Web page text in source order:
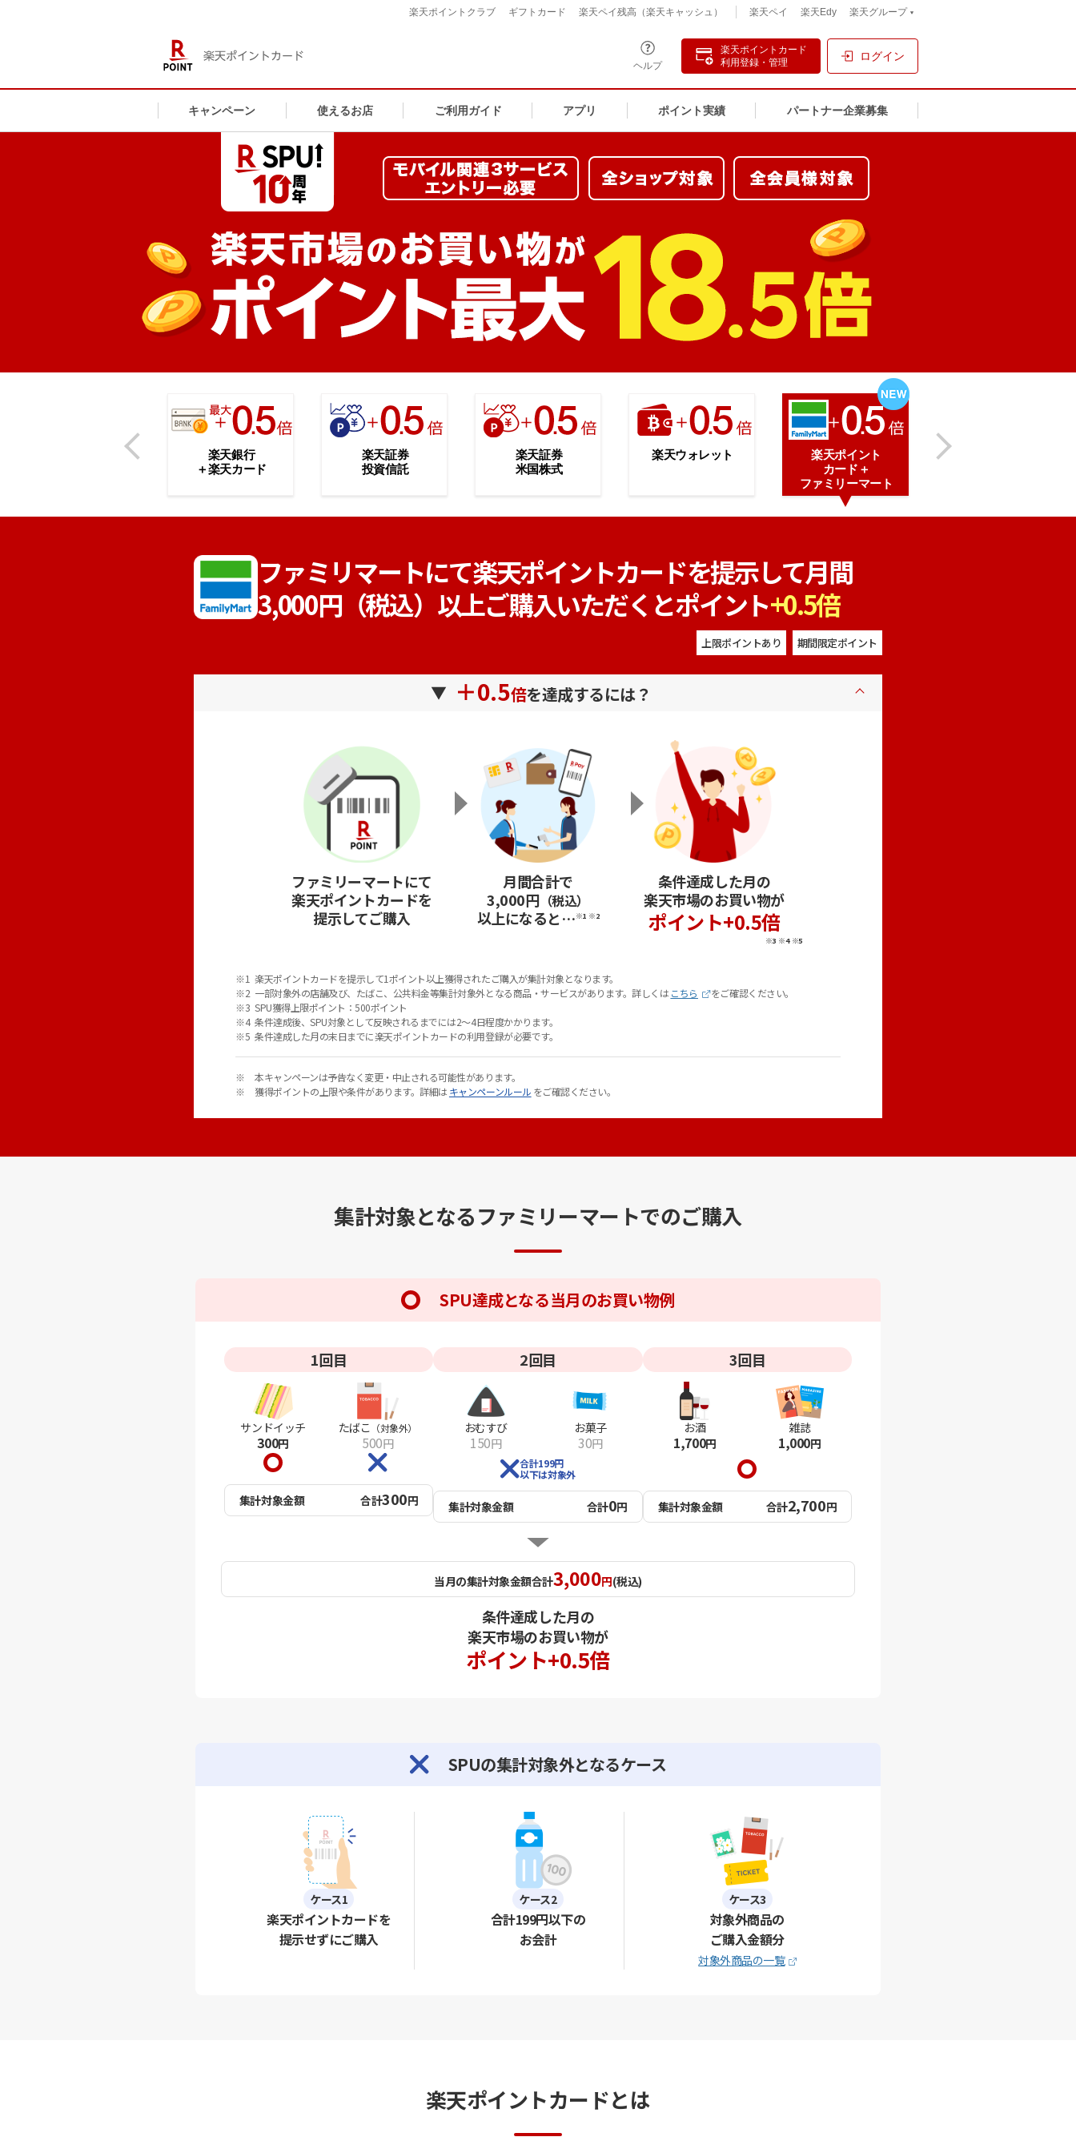
楽天ポイントクラブ ギフトカード 楽天ペイ残高（楽天キャッシュ） 楽天ペイ 楽天Edy 楽天グループ
ヘルプ
楽天ポイントカード
利用登録・管理
ログイン
キャンペーン 使えるお店 ご利用ガイド アプリ ポイント実績 パートナー企業募集
楽天銀行
＋楽天カード
楽天証券
投資信託
楽天証券
米国株式
楽天ウォレット
楽天ポイント
カード＋
ファミリーマート
ファミリマートにて楽天ポイントカードを提示して月間
3,000円（税込）以上ご購入いただくとポイント+0.5倍
上限ポイントあり 期間限定ポイント
＋0.5倍を達成するには？
ファミリーマートにて
楽天ポイントカードを
提示してご購入
月間合計で
3,000円（税込）
以上になると…※1 ※2
条件達成した月の
楽天市場のお買い物が
ポイント+0.5倍
※3 ※4 ※5
楽天ポイントカードを提示して1ポイント以上獲得されたご購入が集計対象となります。
一部対象外の店舗及び、たばこ、公共料金等集計対象外となる商品・サービスがあります。詳しくは こちら
をご確認ください。
SPU獲得上限ポイント：500ポイント
条件達成後、SPU対象として反映されるまでには2～4日程度かかります。
条件達成した月の末日までに楽天ポイントカードの利用登録が必要です。
本キャンペーンは予告なく変更・中止される可能性があります。
獲得ポイントの上限や条件があります。詳細は キャンペーンルール をご確認ください。
集計対象となるファミリーマートでのご購入
SPU達成となる当月のお買い物例
1回目
サンドイッチ
300円
たばこ （対象外）
500円
集計対象金額 合計300円
2回目
おむすび
150円
お菓子
30円
合計199円
以下は対象外
集計対象金額 合計0円
3回目
お酒
1,700円
雑誌
1,000円
集計対象金額 合計2,700円
当月の集計対象金額合計3,000円(税込)
条件達成した月の
楽天市場のお買い物が
ポイント+0.5倍
SPUの集計対象外となるケース
ケース1
楽天ポイントカードを
提示せずにご購入
ケース2
合計199円以下の
お会計
ケース3
対象外商品の
ご購入金額分
対象外商品の一覧
楽天ポイントカードとは